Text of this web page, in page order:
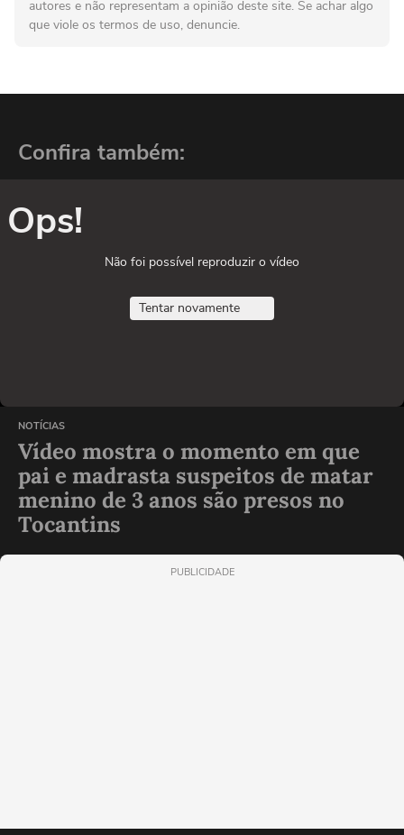
autores e não representam a opinião deste site. Se achar algo
que viole os termos de uso, denuncie.
Confira também:
Ops!
Não foi possível reproduzir o vídeo
Tentar novamente
NOTÍCIAS
Vídeo mostra o momento em que
pai e madrasta suspeitos de matar
menino de 3 anos são presos no
Tocantins
PUBLICIDADE